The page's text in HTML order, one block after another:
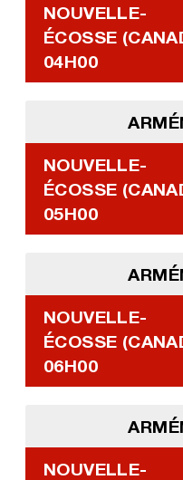
NOUVELLE-
ÉCOSSE
04H00
NOUVELLE-
ÉCOSSE
05H00
NOUVELLE-
ÉCOSSE
06H00
NOUVELLE-